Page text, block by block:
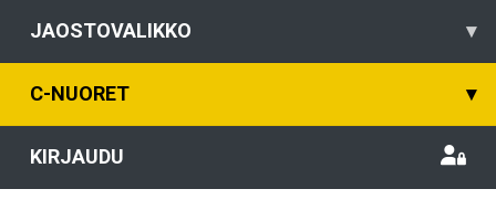
JAOSTOVALIKKO ▾
C-NUORET ▾
KIRJAUDU